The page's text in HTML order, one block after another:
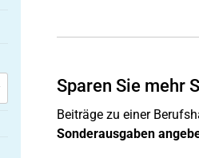
Sparen Sie mehr
Beiträge zu einer
Sonderausgaben